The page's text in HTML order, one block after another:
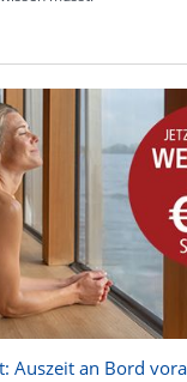
Auszeit an Bord